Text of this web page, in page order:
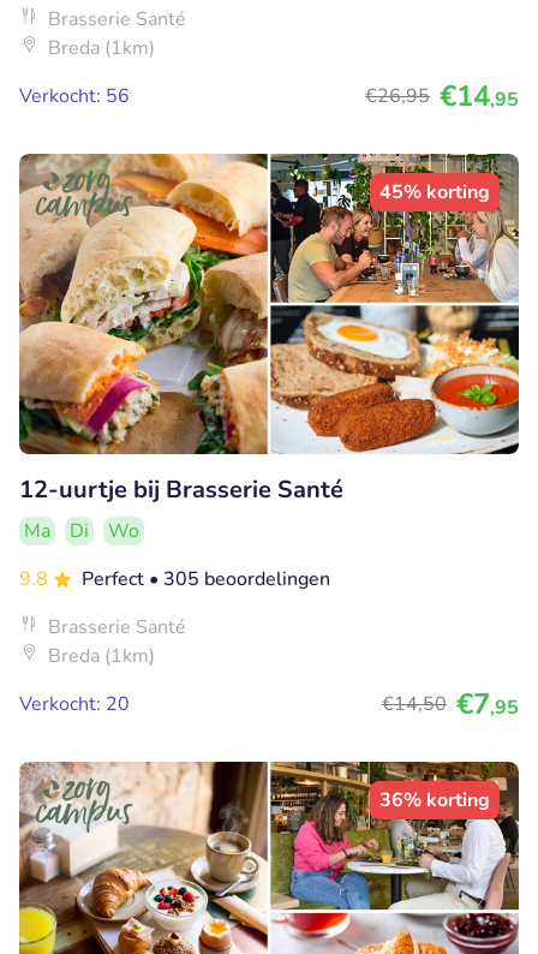
Brasserie Santé
Breda (1km)
Verkocht: 56
€26,95 €14,95
45% korting
12-uurtje bij Brasserie Santé
Ma Di
Wo
9.8
Perfect • 305 beoordelingen
Brasserie Santé
Breda (1km)
Verkocht: 20
€14,50 €7,95
36% korting